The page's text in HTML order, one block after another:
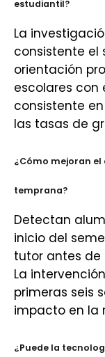
estudiantil?
La
consistente el
orientación
escolares
consistente
las tasas de
¿Cómo mejoran
temprana?
Detectan
inicio del
tutor antes de
La
primeras seis
impacto en la
¿Puede la